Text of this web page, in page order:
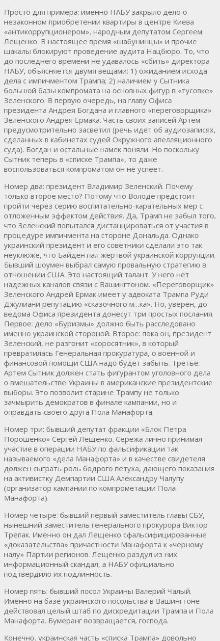
Просто для примера: именно НАБУ закрыло дело о
незаконном приобретении квартиры в центре Киева
«антикоррупционером», народным депутатом Сергеем
Лещенко. В настоящее время «шабунинцы» и прочие
шакалы блокируют проведение аудита Нацбюро. То, что
до последнего времени не удавалось «сбить» директора
НАБУ, объясняется двумя вещами: 1) ожиданием исхода
дела с импичментом Трампа; 2) наличием у Сытника
большой базы компромата на основных фигур в «тусовке»
Зеленского. В первую очередь, на главу Офиса
президента Андрея Богдана и главного «переговорщика»
Зеленского Андрея Ермака. Часть своих записей Артем
предусмотрительно засветил (речь идет об аудиозаписях,
сделанных в кабинетах судей Окружного апелляционного
суда). Богдан и остальные намек поняли. Но поскольку
Сытник теперь в «списке Трампа», то даже
воспользоваться компроматом он не успеет.
Номер два: президент Владимир Зеленский. Почему
только второе место? Потому что Володе предстоит
пройти через серию воспитательно-карательных мер с
отложенным эффектом действия. Да, Трамп не забыл того,
что Зеленский попытался дистанцироваться от участия в
процедуре импичмента на стороне Дональда. Однако
украинский президент и его советники сделали это так
неуклюже, что Байден пал жертвой украинской коррупции.
Бывший шоумен выбрал самую провальную стратегию в
отношении США. Это настоящий талант. У него нет
надежных каналов связи с Вашингтоном. «Переговорщик»
Зеленского Андрей Ермак имеет у адвоката Трампа Руди
Джулиани репутацию «сказочного м…ка». Но, уверен, до
ведома Офиса президента донесут три простых послания.
Первое: дело «Буризмы» должно быть расследовано
именно украинской стороной. Второе: пока он, президент
Зеленский, не разгонит «соросятник», в который
превратилась Генеральная прокуратура, о военной и
финансовой помощи США надо будет забыть. Третье:
Артем Сытник должен стать фигурантом уголовного дела
о вмешательстве Украины в американские президентские
выборы. Это позволит старине Трампу не только
зачмырить демократов в финале кампании, но и
оправдать своего друга Пола Манафорта.
Номер три: бывший депутат фракции «Блок Петра
Порошенко» Сергей Лещенко. Сережа лично принимал
участие в операции НАБУ по фальсификации так
называемого «дела Манафорта» и в качестве свидетеля
должен сыграть роль бодрого петуха, дающего показания
на активистку Демпартии США Александру Чалупу
(организатор кампании по компрометации Пола
Манафорта).
Номер четыре: бывший первый заместитель главы СБУ,
нынешний заместитель генерального прокурора Виктор
Трепак. Именно он дал Лещенко сфальсифицированные
«доказательства» причастности Манафорта к «черному
налу» Партии регионов. Лещенко раздул из них
информационный скандал, а НАБУ официально
подтвердило их подлинность.
Номер пять: бывший посол Украины Валерий Чалый.
Именно на базе украинского посольства в Вашингтоне
действовал целый штаб по дискредитации Трампа и Пола
Манафорта. Бумеранг возвращается, господа.
Конечно, украинская часть «списка Трампа» довольно